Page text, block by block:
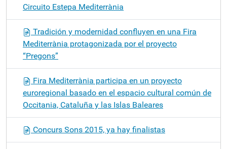
Circuito Estepa Mediterrània
Tradición y modernidad confluyen en una Fira
Mediterrània protagonizada por el proyecto
“Pregons”
Fira Mediterrània participa en un proyecto
euroregional basado en el espacio cultural común de
Occitania, Cataluña y las Islas Baleares
Concurs Sons 2015, ya hay finalistas